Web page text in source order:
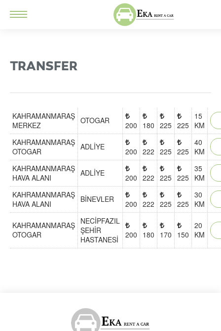
TRANSFER
KAHRAMANMARAŞ
MERKEZ
OTOGAR 200 180 225 225
15
KM
KAHRAMANMARAŞ
OTOGAR
ADLİYE 200 222 225 225
40
KM
KAHRAMANMARAŞ
HAVA ALANI
ADLİYE 200 222 225 225
35
KM
KAHRAMANMARAŞ
HAVA ALANI
BİNEVLER 200 222 225 225
30
KM
KAHRAMANMARAŞ
OTOGAR
NECİPFAZIL
ŞEHİR
HASTANESİ
200 180 170 150
20
KM